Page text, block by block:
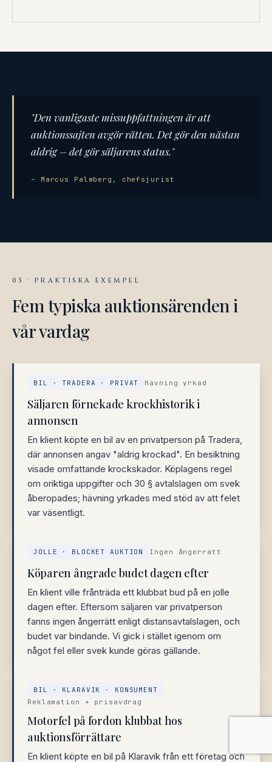
"Den vanligaste missuppfattningen är att
auktionssajten avgör rätten. Det gör den nästan
aldrig – det gör säljarens status."
– Marcus Palmberg, chefsjurist
05 · PRAKTISKA EXEMPEL
Fem typiska auktionsärenden i
vår vardag
BIL · TRADERA · PRIVAT Hävning yrkad
Säljaren förnekade krockhistorik i
annonsen
En klient köpte en bil av en privatperson på Tradera,
där annonsen angav "aldrig krockad". En besiktning
visade omfattande krockskador. Köplagens regel
om oriktiga uppgifter och 30 § avtalslagen om svek
åberopades; hävning yrkades med stöd av att felet
var väsentligt.
JOLLE · BLOCKET AUKTION Ingen ångerrätt
Köparen ångrade budet dagen efter
En klient ville frånträda ett klubbat bud på en jolle
dagen efter. Eftersom säljaren var privatperson
fanns ingen ångerrätt enligt distansavtalslagen, och
budet var bindande. Vi gick i stället igenom om
något fel eller svek kunde göras gällande.
BIL · KLARAVIK · KONSUMENT
Reklamation + prisavdrag
Motorfel på fordon klubbat hos
auktionsförrättare
En klient köpte en bil på Klaravik från ett företag och